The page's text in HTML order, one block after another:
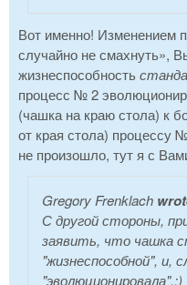
Вот именно! Изменением
случайно не смахнуть»,
жизнеспособность
процесс № 2
(чашка на краю стола) к
от края стола)
не произошло, тут я с
Gregory Frenklach
С другой стороны,
заявить, что чашка
"жизнеспособной", и,
"эволюционировала".:)